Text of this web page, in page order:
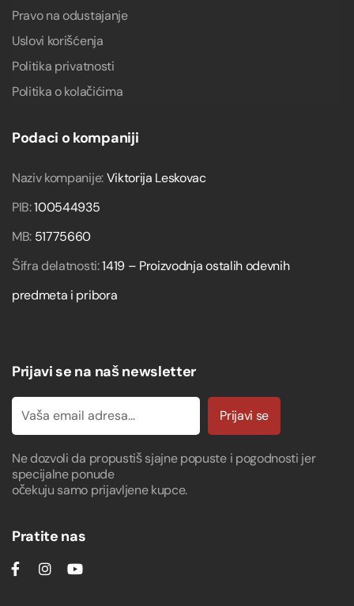
Pravo na odustajanje
Uslovi korišćenja
Politika privatnosti
Politika o kolačićima
Podaci o kompaniji
Naziv kompanije:Viktorija Leskovac
PIB:100544935
MB: 51775660
Šifra delatnosti:1419 – Proizvodnja ostalih odevnih
predmeta i pribora
Prijavi se na naš newsletter
Prijavi se
Ne dozvoli da propustiš sjajne popuste i pogodnosti jer
specijalne ponude
očekuju samo prijavljene kupce.
Pratite nas